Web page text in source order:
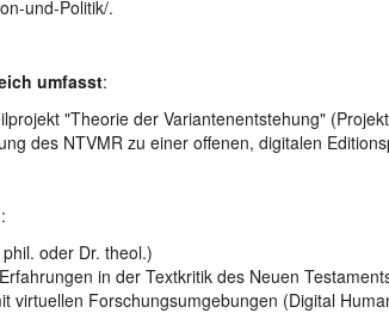
und-Politik/.
umfasst:
"Theorie der Variantenentstehung"
des NTVMR zu einer offenen, digitalen
:
oder Dr. theol.)
in der Textkritik des Neuen
virtuellen Forschungsumgebungen (Digital